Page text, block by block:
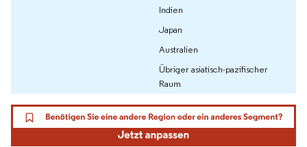
Indien
Japan
Australien
Übriger asiatisch-pazifischer
Raum